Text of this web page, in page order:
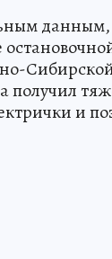
данным,
получил
и